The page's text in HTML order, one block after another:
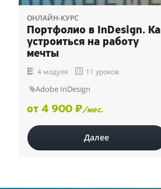
ОНЛАЙН-КУРС
Портфолио в InDesign.
устроиться на работу
мечты
4 модуля 11 уроков
Adobe InDesign
от 4 900 ₽/мес.
Далее